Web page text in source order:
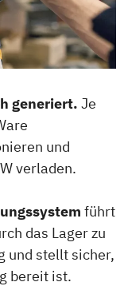
generiert. Je
und
verladen.
führt
das Lager zu
und stellt sicher,
bereit ist.